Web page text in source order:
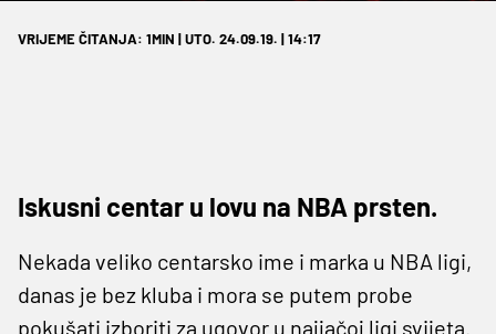
VRIJEME ČITANJA: 1MIN | UTO. 24.09.19. | 14:17
Iskusni centar u lovu na NBA prsten.
Nekada veliko centarsko ime i marka u NBA ligi,
danas je bez kluba i mora se putem probe
pokušati izboriti za ugovor u najjačoj ligi svijeta.